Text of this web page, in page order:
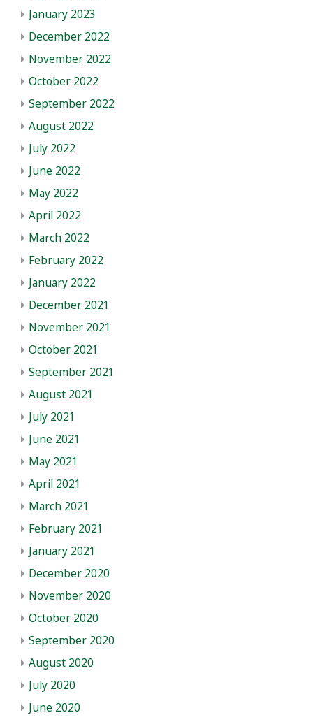
January 2023
December 2022
November 2022
October 2022
September 2022
August 2022
July 2022
June 2022
May 2022
April 2022
March 2022
February 2022
January 2022
December 2021
November 2021
October 2021
September 2021
August 2021
July 2021
June 2021
May 2021
April 2021
March 2021
February 2021
January 2021
December 2020
November 2020
October 2020
September 2020
August 2020
July 2020
June 2020